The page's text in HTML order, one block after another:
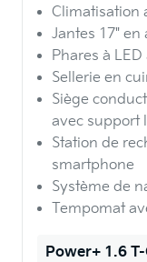
Climatisation
Jantes 17"
Phares à
Sellerie en
Siège
avec support
Station de
smartphone
Système de
Tempomat
Power+ 1.6